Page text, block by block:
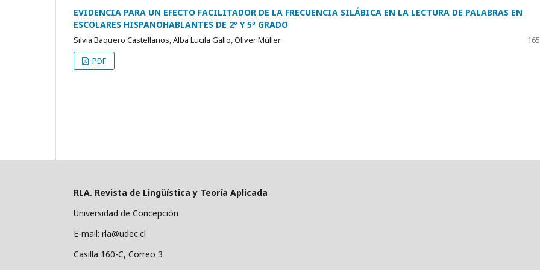
EVIDENCIA PARA UN EFECTO FACILITADOR DE LA FRECUENCIA SILÁBICA EN LA LECTURA DE PALABRAS EN
ESCOLARES HISPANOHABLANTES DE 2º Y 5º GRADO
Silvia Baquero Castellanos, Alba Lucila Gallo, Oliver Müller
PDF
RLA. Revista de Lingüística y Teoría Aplicada
Universidad de Concepción
E-mail: rla@udec.cl
Casilla 160-C, Correo 3